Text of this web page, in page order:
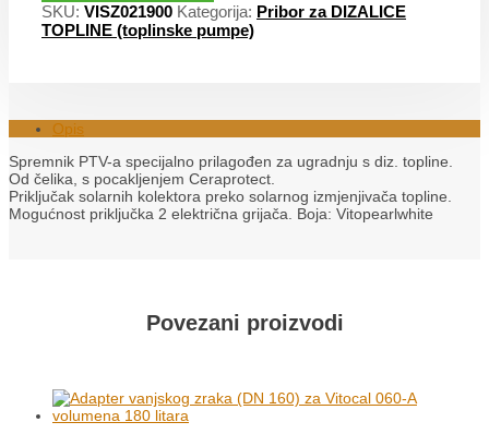
SKU: VISZ021900 Kategorija: Pribor za DIZALICE
TOPLINE (toplinske pumpe)
Opis
Spremnik PTV-a specijalno prilagođen za ugradnju s diz. topline.
Od čelika, s pocakljenjem Ceraprotect.
Priključak solarnih kolektora preko solarnog izmjenjivača topline.
Mogućnost priključka 2 električna grijača. Boja: Vitopearlwhite
Povezani proizvodi